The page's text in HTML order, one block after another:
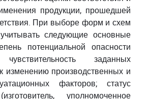
продукции, прошедшей
При выборе форм и схем
следующие основные
потенциальной опасности
заданных
изменению производственных и
факторов; статус
уполномоченное